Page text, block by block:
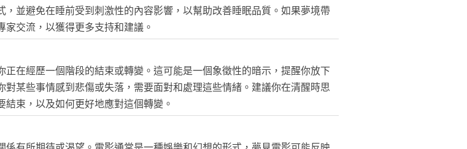
並避免在睡前受到刺激性的內容影響，以幫助改善睡眠品質。如果夢境帶
交流，以獲得更多支持和建議。
在經歷一個階段的結束或轉變。這可能是一個象徵性的暗示，提醒你放下
某些事情感到悲傷或失落，需要面對和處理這些情緒。建議你在清醒時思
束，以及如何更好地應對這個轉變。